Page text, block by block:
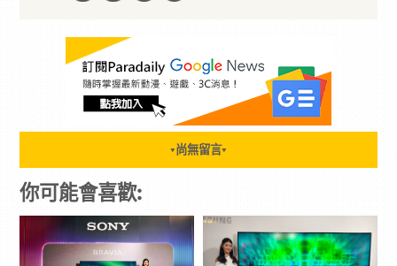
▼ 尚無留言▼
你可能會喜歡: